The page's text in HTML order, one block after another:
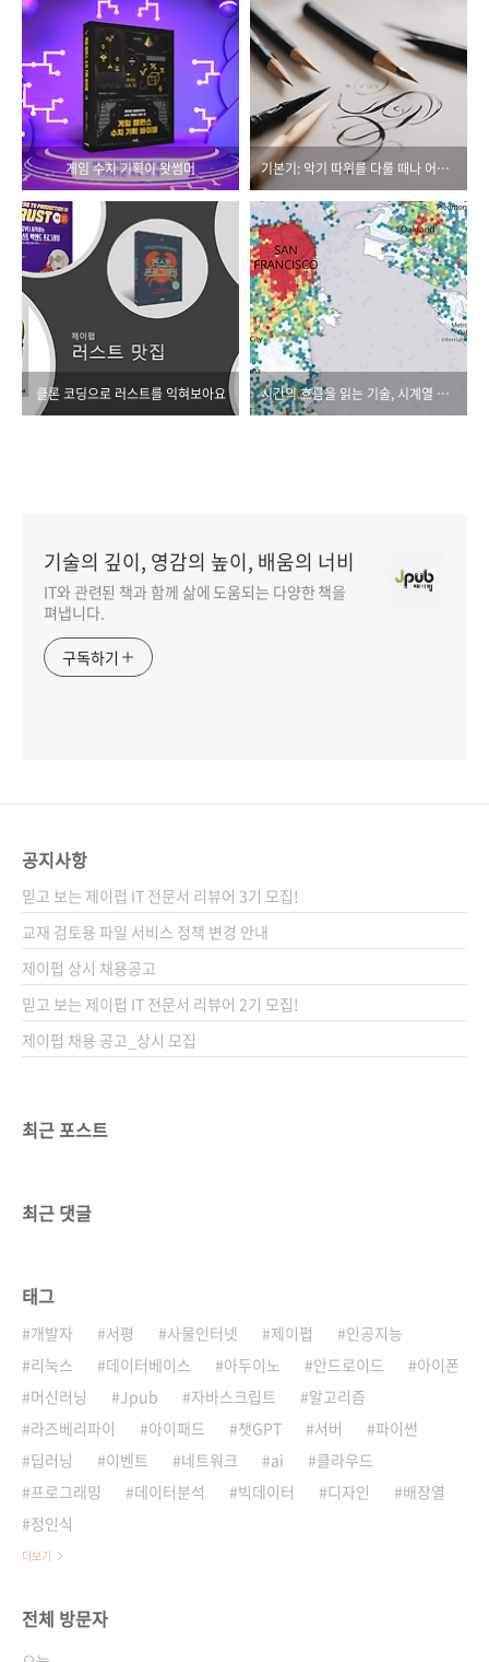
게임 수치 기획이 왓썸머 기본기: 악기 따위를 다룰 때나 어떤 운동을 할 때 가장 기초가 되는 기술
클론 코딩으로 러스트를 익혀보아요 시간의 흐름을 읽는 기술, 시계열 데이터 분석
기술의 깊이, 영감의 높이, 배움의 너비
IT와 관련된 책과 함께 삶에 도움되는 다양한 책을
펴냅니다.
구독하기
공지사항
믿고 보는 제이펍 IT 전문서 리뷰어 3기 모집!
교재 검토용 파일 서비스 정책 변경 안내
제이펍 상시 채용공고
믿고 보는 제이펍 IT 전문서 리뷰어 2기 모집!
제이펍 채용 공고_상시 모집
최근 포스트
최근 댓글
태그
개발자 서평 사물인터넷 제이펍
인공지능
리눅스
데이터베이스 아두이노 안드로이드
아이폰
머신러닝
Jpub 자바스크립트
알고리즘
라즈베리파이
아이패드 챗GPT 서버
파이썬
딥러닝
이벤트 네트워크 ai
클라우드
프로그래밍
데이터분석 빅데이터 디자인
배장열
정인식
더보기
전체 방문자